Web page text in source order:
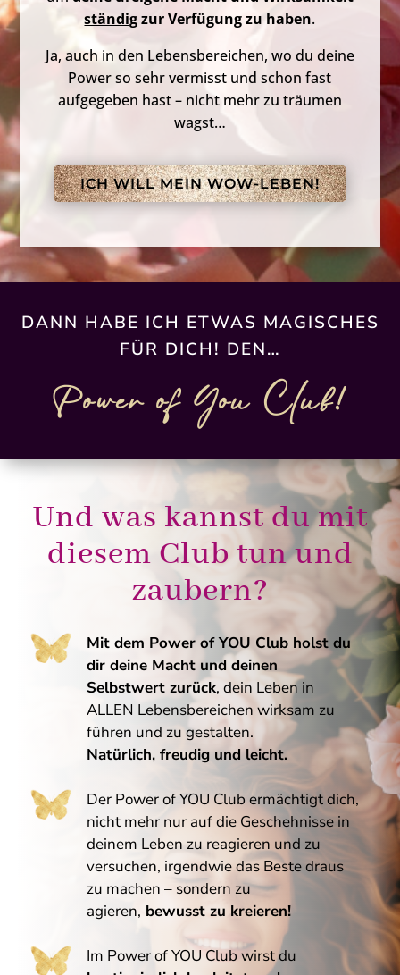
ständigzur Verfügung zu haben.
Ja, auch in den Lebensbereichen, wo du deine
Power so sehr vermisst und schon fast
aufgegeben hast – nicht mehr zu träumen
wagst…
ICH WILL MEIN WOW-LEBEN!
DANN HABE ICH ETWAS MAGISCHES
FÜR DICH! DEN…
Power of You Club!
Und was kannst du mit
diesem Club tun und
zaubern?
Mit dem Power of YOU Club holst du
dir deine Macht und deinen
Selbstwert zurück, dein Leben in
ALLEN Lebensbereichen wirksam zu
führen und zu gestalten.
Natürlich, freudig und leicht.
Der Power of YOU Club ermächtigt dich,
nicht mehr nur auf die Geschehnisse in
deinem Leben zu reagieren und zu
versuchen, irgendwie das Beste draus
zu machen – sondern zu
agieren, bewusst zu kreieren!
Im Power of YOU Club wirst du